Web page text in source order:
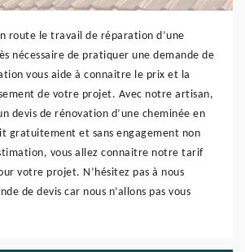
route le travail de réparation d’une
nécessaire de pratiquer une demande de
vous aide à connaitre le prix et la
de votre projet. Avec notre artisan,
devis de rénovation d’une cheminée en
gratuitement et sans engagement non
vous allez connaitre notre tarif
votre projet. N’hésitez pas à nous
de devis car nous n’allons pas vous